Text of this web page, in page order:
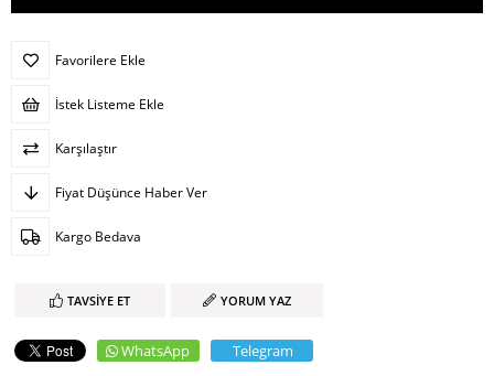
Favorilere Ekle
İstek Listeme Ekle
Karşılaştır
Fiyat Düşünce Haber Ver
Kargo Bedava
TAVSIYE ET YORUM YAZ
WhatsApp Telegram